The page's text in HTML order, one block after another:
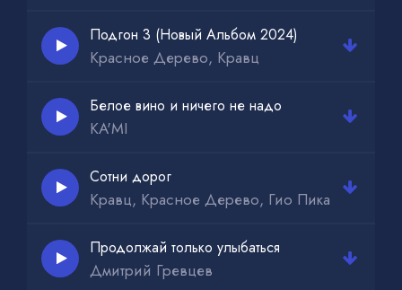
Подгон 3 (Новый Альбом 2024)
Красное Дерево, Кравц
Белое вино и ничего не надо
KA'MI
Сотни дорог
Кравц, Красное Дерево, Гио Пика
Продолжай только улыбаться
Дмитрий Гревцев